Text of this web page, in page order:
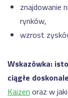
znajdowanie
rynków,
wzrost
Wskazówka:
ciągłe
Kaizen oraz w